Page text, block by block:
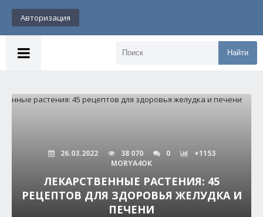
Авторизация
Найти
26.03.2022 38 070 0
+1153
MORYA4OK
ЛЕКАРСТВЕННЫЕ РАСТЕНИЯ: 45
РЕЦЕПТОВ ДЛЯ ЗДОРОВЬЯ ЖЕЛУДКА И
ПЕЧЕНИ